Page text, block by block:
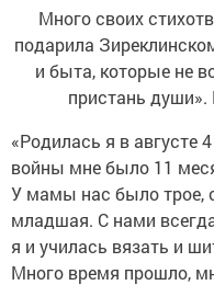
Много своих
подарила
и быта, которые не
пристань души».
«Родилась я в августе
войны мне было 11
У мамы нас было трое,
младшая. С нами
я и училась вязать и
Много время прошло,